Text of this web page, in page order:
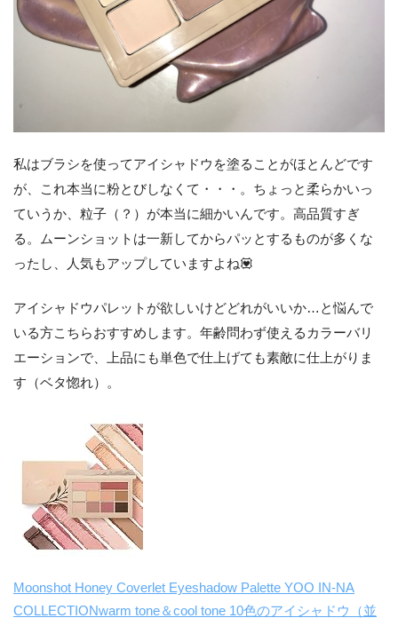
私はブラシを使ってアイシャドウを塗ることがほとんどです
が、これ本当に粉とびしなくて・・・。ちょっと柔らかいっ
ていうか、粒子（？）が本当に細かいんです。高品質すぎ
る。ムーンショットは一新してからパッとするものが多くな
ったし、人気もアップしていますよね💟
アイシャドウパレットが欲しいけどどれがいいか…と悩んで
いる方こちらおすすめします。年齢問わず使えるカラーバリ
エーションで、上品にも単色で仕上げても素敵に仕上がりま
す（ベタ惚れ）。
Moonshot Honey Coverlet Eyeshadow Palette YOO IN-NA
COLLECTIONwarm tone＆cool tone 10色のアイシャドウ（並